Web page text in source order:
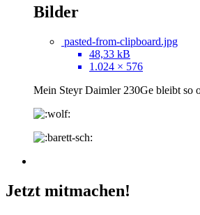
Bilder
pasted-from-clipboard.jpg
48,33 kB
1.024 × 576
Mein Steyr Daimler 230Ge bleibt so
Jetzt mitmachen!